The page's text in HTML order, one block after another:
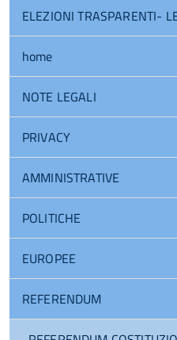
ELEZIONI TRASPARENTI-
home
NOTE LEGALI
PRIVACY
AMMINISTRATIVE
POLITICHE
EUROPEE
REFERENDUM